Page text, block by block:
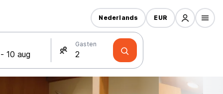
Gasten
Nederlands EUR